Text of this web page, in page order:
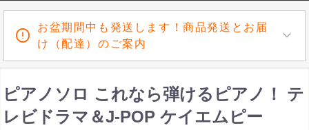
お盆期間中も発送します！商品発送とお届
け（配達）のご案内
ピアノソロ これなら弾けるピアノ！ テ
レビドラマ＆J-POP ケイエムピー